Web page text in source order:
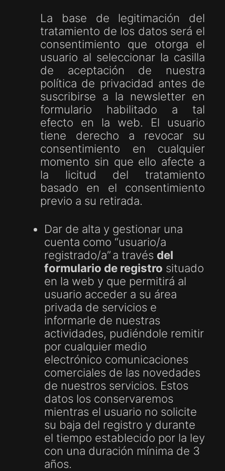
La base de legitimación del
tratamiento de los datos será el
consentimiento que otorga el
usuario al seleccionar la casilla
de aceptación de nuestra
política de privacidad antes de
suscribirse a la newsletter en
formulario habilitado a tal
efecto en la web. El usuario
tiene derecho a revocar su
consentimiento en cualquier
momento sin que ello afecte a
la licitud del tratamiento
basado en el consentimiento
previo a su retirada.
Dar de alta y gestionar una
cuenta como “usuario/a
registrado/a”a través del
formulario de registro situado
en la web y que permitirá al
usuario acceder a su área
privada de servicios e
informarle de nuestras
actividades, pudiéndole remitir
por cualquier medio
electrónico comunicaciones
comerciales de las novedades
de nuestros servicios. Estos
datos los conservaremos
mientras el usuario no solicite
su baja del registro y durante
el tiempo establecido por la ley
con una duración mínima de 3
años.